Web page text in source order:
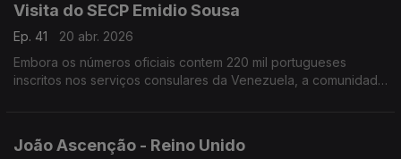
Visita do SECP Emidio Sousa
Ep. 41
20 abr. 2026
Embora os números oficiais contem 220 mil portugueses
inscritos nos serviços consulares da Venezuela, a comunidade
João Ascenção - Reino Unido